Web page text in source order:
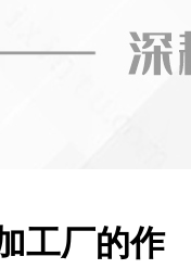
工厂的作